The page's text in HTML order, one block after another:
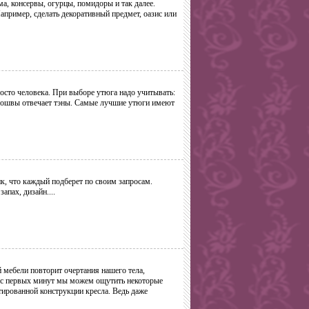
консервы, огурцы, помидоры и так далее.
сделать декоративный предмет, оазис или
человека. При выборе утюга надо учитывать:
отвечает тэны. Самые лучшие утюги имеют
что каждый подберет по своим запросам.
дизайн....
повторит очертания нашего тела,
первых минут мы можем ощутить некоторые
конструкции кресла. Ведь даже